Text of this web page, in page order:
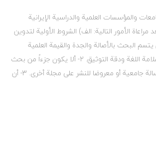
والمؤسسات العلمیة والدراسیة الإیرانیة
مراعاة الأمور التالیة: الف) الشروط الأولیة لتدوین
وقبولها 1- أن یتسم البحث بالأصالة والجدة والقیمة العلمیة
والمعرفیة الکبیرة وبسلامة اللغة ودقة التوثیق. 2- ألا یکون جزءاً من بحث
سابق منشور أو من رسالة جامعیة أو معروضا للنشر على مجلة أخرى. 3- أن